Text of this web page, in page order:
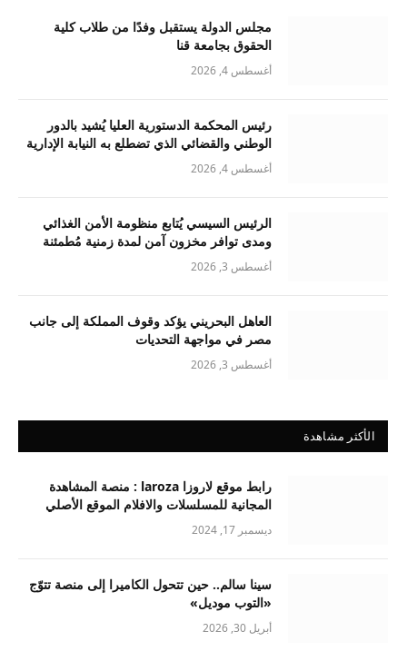
مجلس الدولة يستقبل وفدًا من طلاب كلية
الحقوق بجامعة قنا
أغسطس 4, 2026
رئيس المحكمة الدستورية العليا يُشيد بالدور
الوطني والقضائي الذي تضطلع به النيابة الإدارية
أغسطس 4, 2026
الرئيس السيسي يُتابع منظومة الأمن الغذائي
ومدى توافر مخزون آمن لمدة زمنية مُطمئنة
أغسطس 3, 2026
العاهل البحريني يؤكد وقوف المملكة إلى جانب
مصر في مواجهة التحديات
أغسطس 3, 2026
الأكثر مشاهدة
رابط موقع لاروزا laroza : منصة المشاهدة
المجانية للمسلسلات والافلام الموقع الأصلي
ديسمبر 17, 2024
سينا سالم.. حين تتحول الكاميرا إلى منصة تتوّج
«التوب موديل»
أبريل 30, 2026